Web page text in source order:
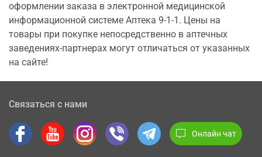
оформлении заказа в электронной медицинской
информационной системе Аптека 9-1-1. Цены на
товары при покупке непосредственно в аптечных
заведениях-партнерах могут отличаться от указанных
на сайте!
Связаться с нами
Онлайн чат